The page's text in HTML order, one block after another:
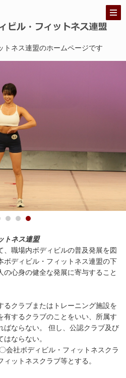
トネス連盟のホームページです
トネス連盟
職場内ボディビルの普及発展を図
ボディビル・フィットネス連盟の下
心身の健全な発展に寄与すること
るクラブまたはトレーニング施設を
有するクラブのことをいい、所属す
ばならない。 但し、公認クラブ及び
ならない。
会社ボディビル・フィットネスクラ
ットネスクラブ等とする。